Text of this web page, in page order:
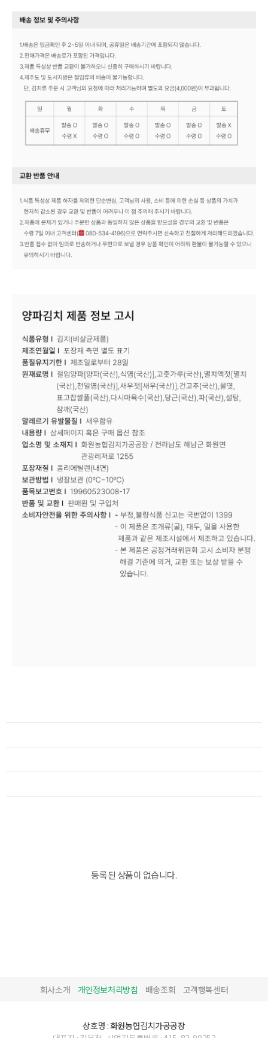
등록된 상품이 없습니다.
회사소개 개인정보처리방침 배송조회 고객행복센터
상호명 : 화원농협김치가공공장